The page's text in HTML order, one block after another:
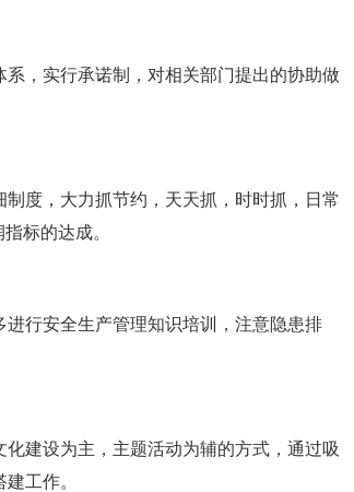
，实行承诺制，对相关部门提出的协助做
度，大力抓节约，天天抓，时时抓，日常
标的达成。
行安全生产管理知识培训，注意隐患排
建设为主，主题活动为辅的方式，通过吸
工作。